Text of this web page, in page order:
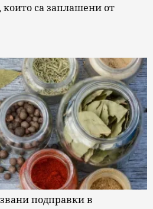
са заплашени от
подправки в